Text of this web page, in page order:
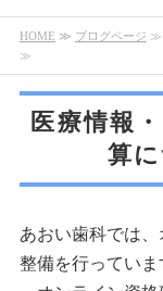
HOME ≫ ブログページ ≫
≫
医療情報
算
あおい歯科では
整備を行っていま